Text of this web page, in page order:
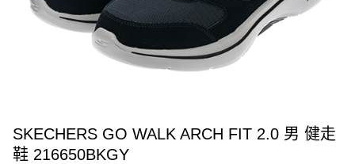
SKECHERS GO WALK ARCH FIT 2.0 男 健走
鞋 216650BKGY